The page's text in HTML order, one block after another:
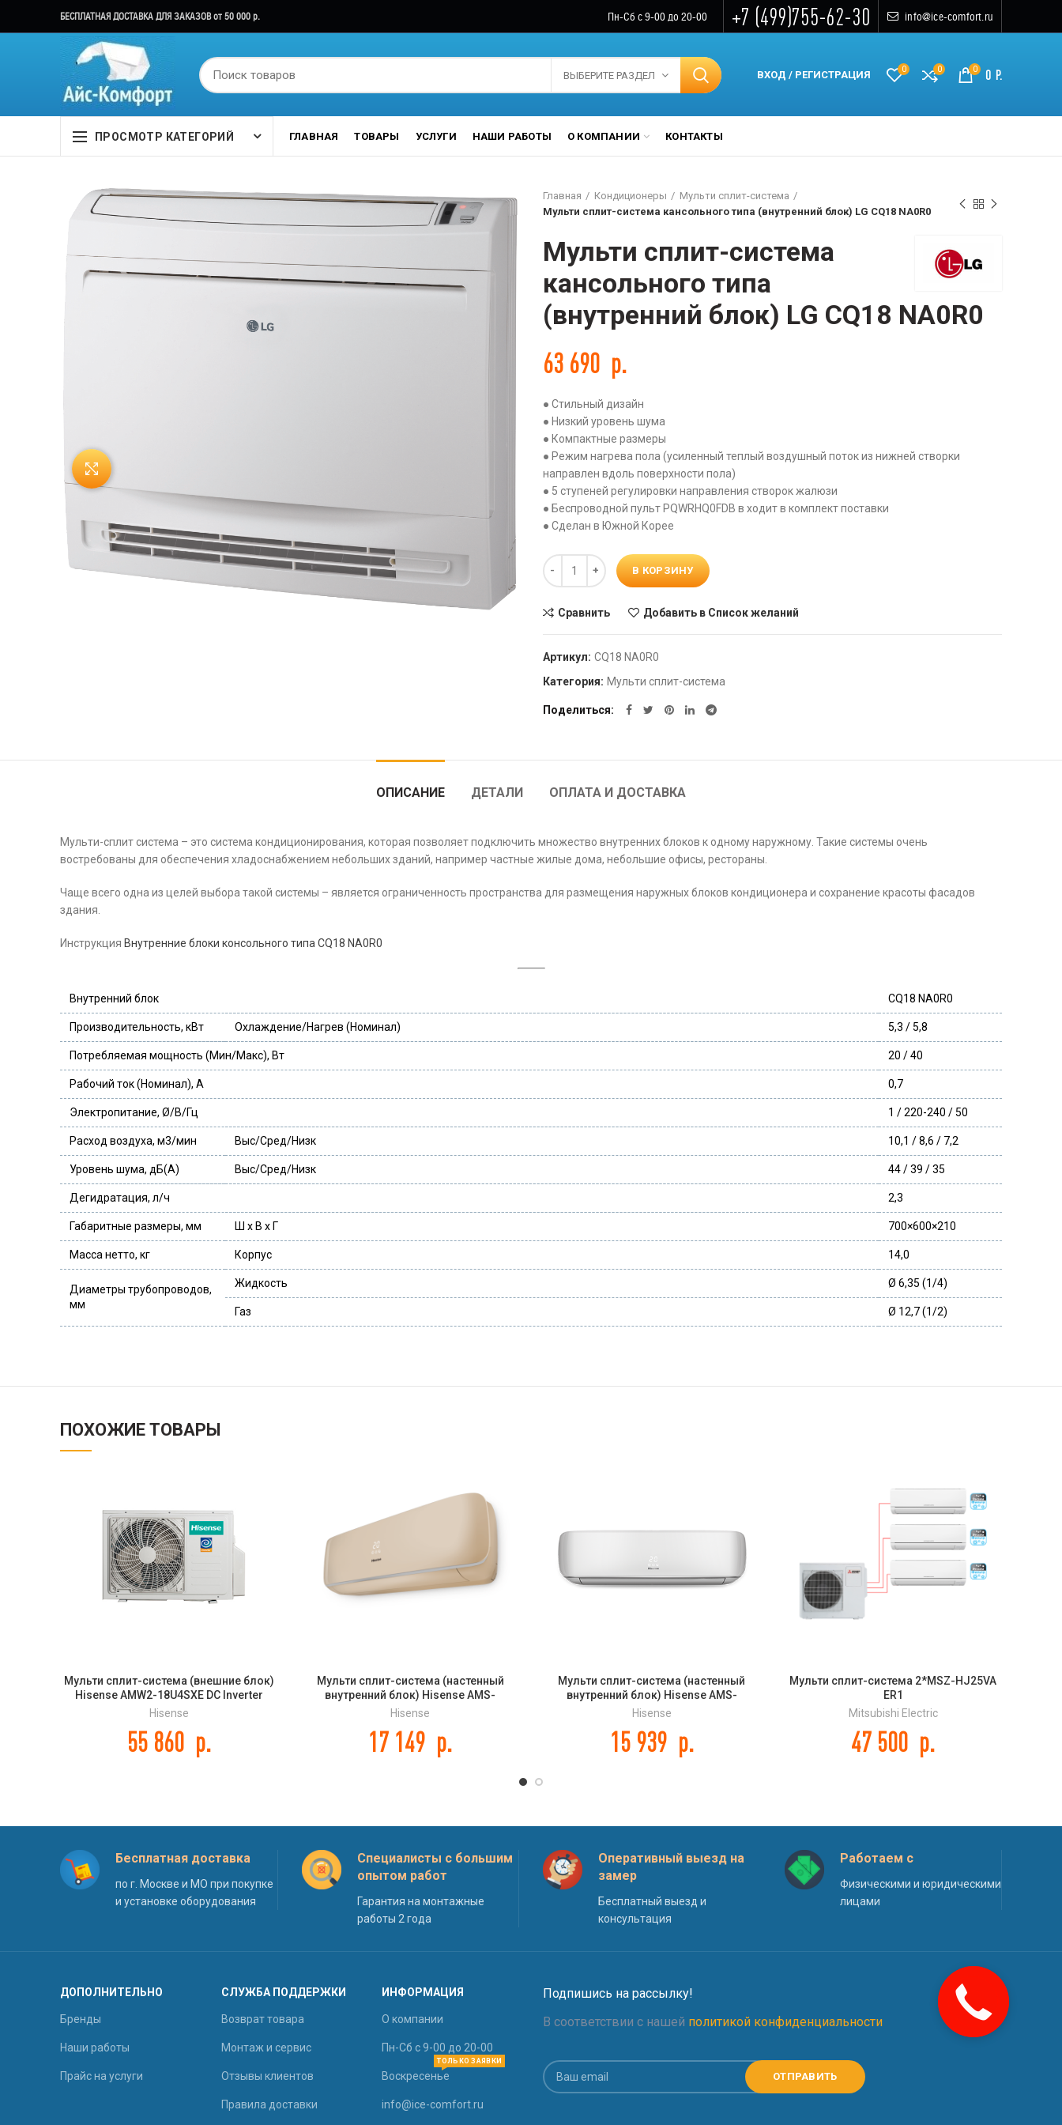
БЕСПЛАТНАЯ ДОСТАВКА ДЛЯ ЗАКАЗОВ от 50 000 р. Пн-Сб с 9-00 до 20-00 +7 (499)755-62-30 info@ice-comfort.ru
ВЫБЕРИТЕ РАЗДЕЛ ВХОД / РЕГИСТРАЦИЯ 0 0 0 0 Р.
ПРОСМОТР КАТЕГОРИЙ ГЛАВНАЯ ТОВАРЫ УСЛУГИ НАШИ РАБОТЫ О КОМПАНИИ КОНТАКТЫ
Главная Кондиционеры
Мульти сплит-система
Мульти сплит-система кансольного типа (внутренний блок) LG CQ18 NA0R0
Мульти сплит-система
кансольного типа
(внутренний блок) LG CQ18 NA0R0
63 690 р.
● Стильный дизайн
● Низкий уровень шума
● Компактные размеры
● Режим нагрева пола (усиленный теплый воздушный поток из нижней створки
направлен вдоль поверхности пола)
● 5 ступеней регулировки направления створок жалюзи
● Беспроводной пульт PQWRHQ0FDB в ходит в комплект поставки
● Сделан в Южной Корее
Количество
В КОРЗИНУ
Сравнить Добавить в Список желаний
Артикул: CQ18 NA0R0
Категория: Мульти сплит-система
Поделиться
ОПИСАНИЕ ДЕТАЛИ ОПЛАТА И ДОСТАВКА
Мульти-сплит система – это система кондиционирования, которая позволяет подключить множество внутренних блоков к одному наружному. Такие системы очень
востребованы для обеспечения хладоснабжением небольших зданий, например частные жилые дома, небольшие офисы, рестораны.
Чаще всего одна из целей выбора такой системы – является ограниченность пространства для размещения наружных блоков кондиционера и сохранение красоты фасадов
здания.
Инструкция Внутренние блоки консольного типа CQ18 NA0R0
Внутренний блок CQ18 NA0R0
Производительность, кВт Охлаждение/Нагрев (Номинал) 5,3 / 5,8
Потребляемая мощность (Мин/Макс), Вт 20 / 40
Рабочий ток (Номинал), A 0,7
Электропитание, Ø/В/Гц 1 / 220-240 / 50
Расход воздуха, м3/мин Выс/Сред/Низк 10,1 / 8,6 / 7,2
Уровень шума, дБ(А) Выс/Сред/Низк 44 / 39 / 35
Дегидратация, л/ч 2,3
Габаритные размеры, мм Ш х В х Г 700×600×210
Масса нетто, кг Корпус 14,0
Диаметры трубопроводов,
мм
Жидкость Ø 6,35 (1/4)
Газ Ø 12,7 (1/2)
ПОХОЖИЕ ТОВАРЫ
Мульти сплит-система (внешние блок)
Hisense AMW2-18U4SXE DC Inverter
Hisense
55 860 р.
Мульти сплит-система (настенный
внутренний блок) Hisense AMS-
09UR4SVETG67(C) DC Inverter
Hisense
17 149 р.
Мульти сплит-система (настенный
внутренний блок) Hisense AMS-
12UR4SVETG67 DC Inverter
Hisense
15 939 р.
Мульти сплит-система 2*MSZ-HJ25VA
ER1
Mitsubishi Electric
47 500 р.
Бесплатная доставка
по г. Москве и МО при покупке
и установке оборудования
Специалисты с большим
опытом работ
Гарантия на монтажные
работы 2 года
Оперативный выезд на
замер
Бесплатный выезд и
консультация
Работаем с
Физическими и юридическими
лицами
ДОПОЛНИТЕЛЬНО
Бренды
Наши работы
Прайс на услуги
СЛУЖБА ПОДДЕРЖКИ
Возврат товара
Монтаж и сервис
Отзывы клиентов
Правила доставки
ИНФОРМАЦИЯ
О компании
Пн-Сб с 9-00 до 20-00
Воскресенье
ТОЛЬКО ЗАЯВКИ
info@ice-comfort.ru
Подпишись на рассылку!
В соответствии с нашей политикой конфиденциальности